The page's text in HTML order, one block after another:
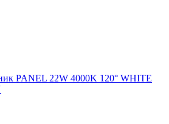
PANEL 22W 4000K 120° WHITE